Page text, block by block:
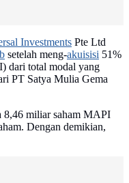
Investments Pte Ltd
setelah meng-akuisisi 51%
dari total modal yang
PT Satya Mulia Gema
8,46 miliar saham MAPI
Dengan demikian,